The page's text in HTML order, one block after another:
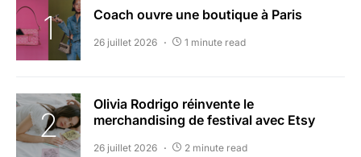
Coach ouvre une boutique à Paris
26 juillet 2026 1 minute read
Olivia Rodrigo réinvente le
merchandising de festival avec Etsy
26 juillet 2026 2 minute read